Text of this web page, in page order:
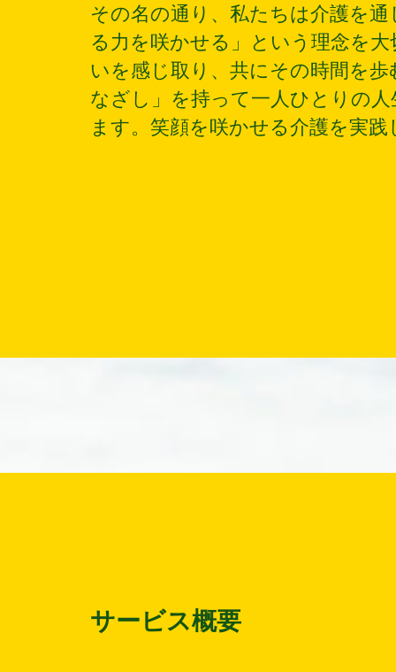
その名の通り、私たちは介護を
る力を咲かせる」という理念を
いを感じ取り、共にその時間を
なざし」を持って一人ひとりの
ます。笑顔を咲かせる介護を実
サービス概要